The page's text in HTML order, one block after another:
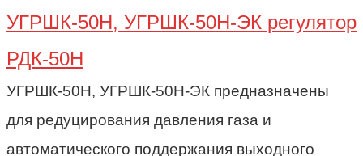
УГРШК-50Н, УГРШК-50Н-ЭК регулятор
РДК-50Н
УГРШК-50Н, УГРШК-50Н-ЭК предназначены
для редуцирования давления газа и
автоматического поддержания выходного